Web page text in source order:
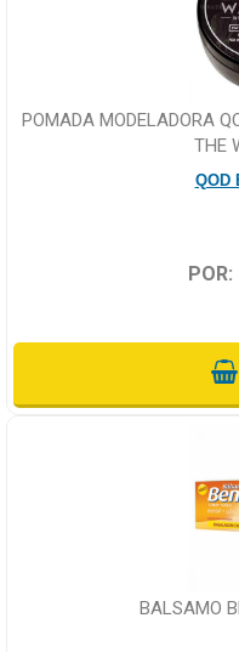
POMADA MODELADORA
THE
QOD
POR:
BALSAMO